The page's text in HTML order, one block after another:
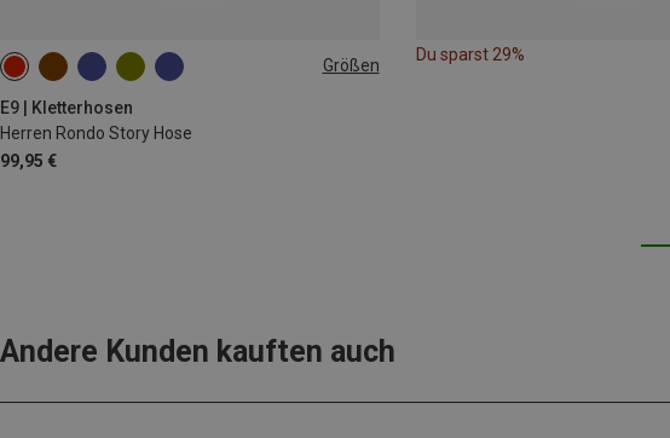
Größen
E9 | Kletterhosen
Herren Rondo Story Hose
99,95 €
L
Du sparst 29%
Andere Kunden kauften auch